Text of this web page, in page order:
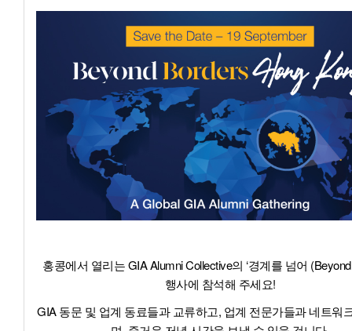
홍콩에서 열리는 GIA Alumni Collective의 ‘경계를 넘어 (Beyond
행사에 참석해 주세요!
GIA 동문 및 업계 동료들과 교류하고, 업계 전문가들과 네트워